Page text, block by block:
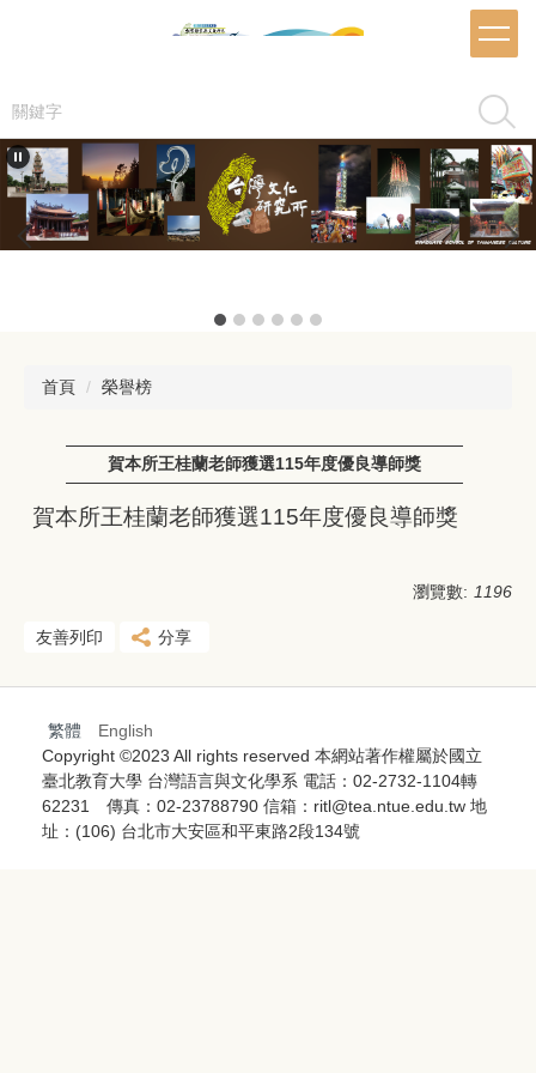
內
容
區
搜尋
首頁 榮譽榜
賀本所王桂蘭老師獲選115年度優良導師獎
賀本所王桂蘭老師獲選115年度優良導師獎
瀏覽數: 1196
友善列印 分享
繁體
English
Copyright ©2023 All rights reserved 本網站著作權屬於國立
臺北教育大學 台灣語言與文化學系 電話：02-2732-1104轉
62231 傳真：02-23788790 信箱：ritl@tea.ntue.edu.tw 地
址：(106) 台北市大安區和平東路2段134號